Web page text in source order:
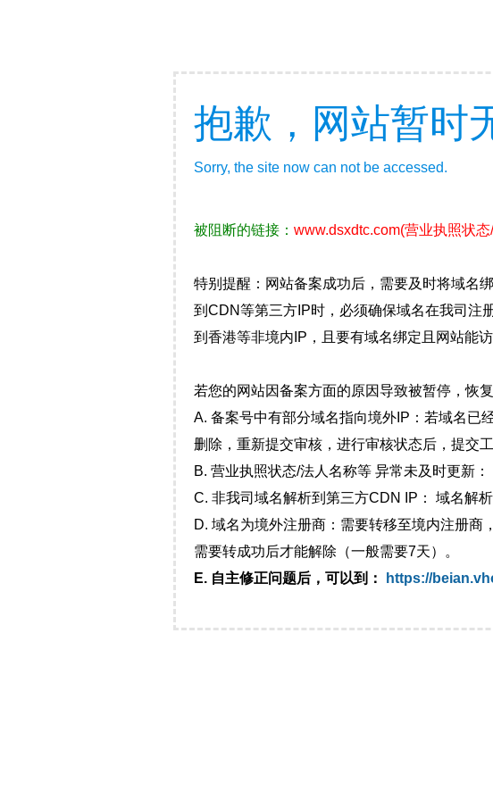
抱歉，网站暂时
Sorry, the site now can not be accessed.
被阻断的链接： www.dsxdtc.com(营业执照状
特别提醒：网站备案成功后，需要及时将域名
到CDN等第三方IP时，必须确保域名在我司注
到香港等非境内IP，且要有域名绑定且网站能
若您的网站因备案方面的原因导致被暂停，恢复
A. 备案号中有部分域名指向境外IP：若域名已
删除，重新提交审核，进行审核状态后，提交
B. 营业执照状态/法人名称等 异常未及时更新
C. 非我司域名解析到第三方CDN IP： 域名解
D. 域名为境外注册商：需要转移至境内注册商
需要转成功后才能解除（一般需要7天）。
E. 自主修正问题后，可以到：
https://